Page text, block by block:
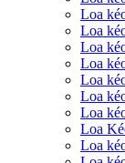
Loa
Loa
Loa
Loa
Loa
Loa
Loa
Loa
Loa